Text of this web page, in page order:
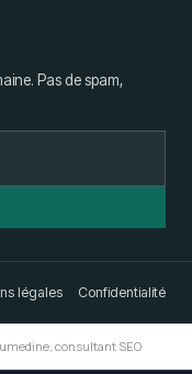
Pas de spam,
légales Confidentialité
consultant SEO